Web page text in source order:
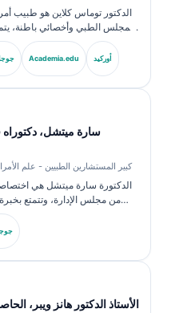
الدكتور توماس كلاين هو طبيب
في طب المختبرات والتحليل
الاصطناعي. بصفته كبير
Academia.edu أوركيد
سارة ميتشل،
كبير المستشارين الطبيين - علم
الدكتورة سارة ميتشل هي
المختبرات والتحليل
الكيمياء السريرية،
الأستاذ الدكتور هانز ويبر،